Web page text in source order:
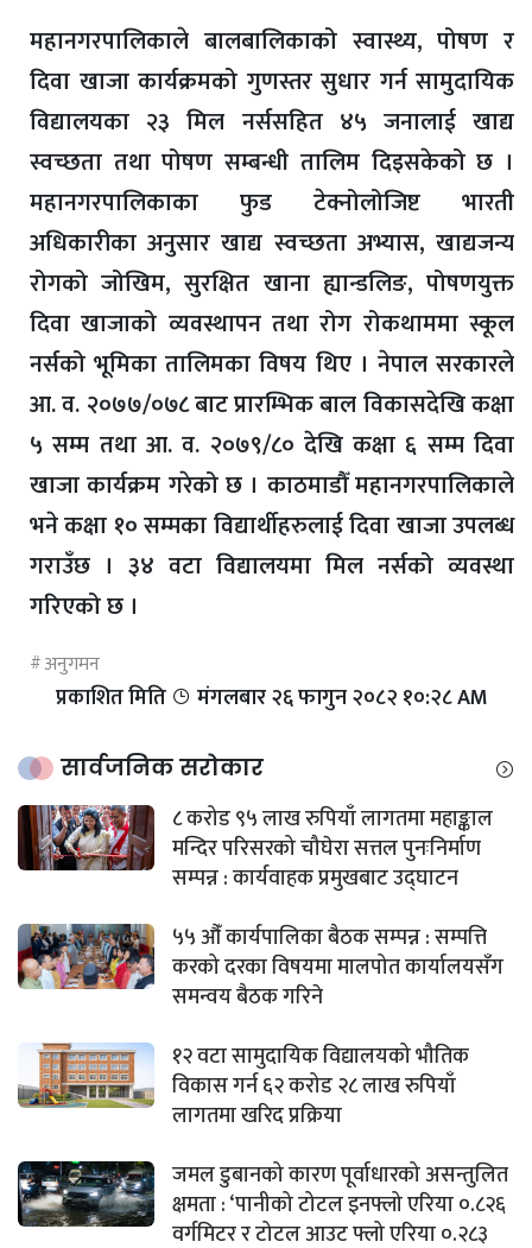
महानगरपालिकाले बालबालिकाको स्वास्थ्य, पोषण र
दिवा खाजा कार्यक्रमको गुणस्तर सुधार गर्न सामुदायिक
विद्यालयका २३ मिल नर्ससहित ४५ जनालाई खाद्य
स्वच्छता तथा पोषण सम्बन्धी तालिम दिइसकेको छ ।
महानगरपालिकाका फुड टेक्नोलोजिष्ट भारती
अधिकारीका अनुसार खाद्य स्वच्छता अभ्यास, खाद्यजन्य
रोगको जोखिम, सुरक्षित खाना ह्यान्डलिङ, पोषणयुक्त
दिवा खाजाको व्यवस्थापन तथा रोग रोकथाममा स्कूल
नर्सको भूमिका तालिमका विषय थिए । नेपाल सरकारले
आ. व. २०७७/०७८ बाट प्रारम्भिक बाल विकासदेखि कक्षा
५ सम्म तथा आ. व. २०७९/८० देखि कक्षा ६ सम्म दिवा
खाजा कार्यक्रम गरेको छ । काठमाडौँ महानगरपालिकाले
भने कक्षा १० सम्मका विद्यार्थीहरुलाई दिवा खाजा उपलब्ध
गराउँछ । ३४ वटा विद्यालयमा मिल नर्सको व्यवस्था
गरिएको छ ।
अनुगमन
प्रकाशित मिति मंगलबार २६ फागुन २०८२ १०:२८ AM
सार्वजनिक सरोकार
८ करोड ९५ लाख रुपियाँ लागतमा महाङ्काल
मन्दिर परिसरको चौघेरा सत्तल पुनःनिर्माण
सम्पन्न : कार्यवाहक प्रमुखबाट उद्घाटन
५५ औँ कार्यपालिका बैठक सम्पन्न : सम्पत्ति
करको दरका विषयमा मालपोत कार्यालयसँग
समन्वय बैठक गरिने
१२ वटा सामुदायिक विद्यालयको भौतिक
विकास गर्न ६२ करोड २८ लाख रुपियाँ
लागतमा खरिद प्रक्रिया
जमल डुबानको कारण पूर्वाधारको असन्तुलित
क्षमता : ‘पानीको टोटल इनफ्लो एरिया ०.८२६
वर्गमिटर र टोटल आउट फ्लो एरिया ०.२८३